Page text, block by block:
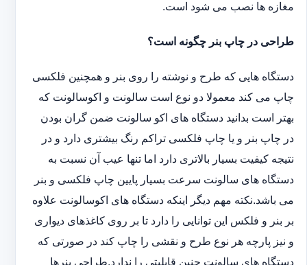
مغازه ها نصب می شود است.
طراحی در چاپ بنر چگونه است؟
دستگاه هایی که طرح و نوشته را روی بنر و همچنین فلکسی
چاپ می کند معمولا دو نوع است سالونت و اکوسالونت که
بهتر است بدانید دستگاه های اکو سالونت ضمن گران بودن
در چاپ بنر و یا چاپ فلکسی تراکم رنگ بیشتری دارد و در
نتیجه کیفیت بسیار بالاتری دارد اما تنها عیب آن نسبت به
دستگاه های سالونت سرعت بسیار پایین چاپ فلکسی و بنر
می باشد.نکته مهم دیگر اینکه دستگاه های اکوسالونت علاوه
بر بنر و فلکس این توانایی را دارد تا بر روی کاغذهای دیواری
و نیز پارچه هر نوع طرح و نقشی را چاپ کند در صورتی که
دستگاه های سالونت چنین قابلیتی را ندارد.طراحی بنرها